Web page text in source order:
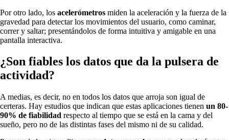
Por otro lado, los acelerómetros miden la aceleración y la fuerza de la
gravedad para detectar los movimientos del usuario, como caminar,
correr y saltar; presentándolos de forma intuitiva y amigable en una
pantalla interactiva.
¿Son fiables los datos que da la pulsera de
actividad?
A medias, es decir, no en todos los datos que arroja son igual de
certeras. Hay estudios que indican que estas aplicaciones tienen un 80-
90% de fiabilidad respecto al tiempo que se está en la cama y del
sueño, pero no de las distintas fases del mismo ni de su calidad.